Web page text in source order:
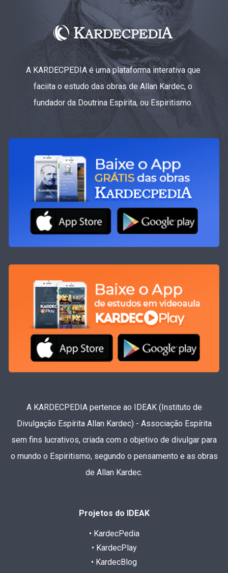
A KARDECPEDIA é uma plataforma interativa que
faciita o estudo das obras de Allan Kardec, o
fundador da Doutrina Espírita, ou Espiritismo.
A KARDECPEDIA pertence ao IDEAK (Instituto de
Divulgação Espírita Allan Kardec) - Associação Espírita
sem fins lucrativos, criada com o objetivo de divulgar para
o mundo o Espiritismo, segundo o pensamento e as obras
de Allan Kardec.
Projetos do IDEAK
• KardecPedia
• KardecPlay
• KardecBlog